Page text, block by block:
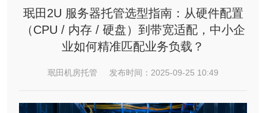
珉田2U 服务器托管选型指南：从硬件配置
（CPU / 内存 / 硬盘）到带宽适配，中小企
业如何精准匹配业务负载？
珉田机房托管 发布时间：2025-09-25 10:49